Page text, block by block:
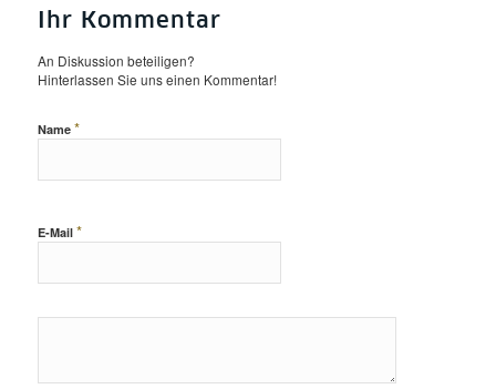
Ihr Kommentar
An Diskussion beteiligen?
Hinterlassen Sie uns einen Kommentar!
Name *
E-Mail *